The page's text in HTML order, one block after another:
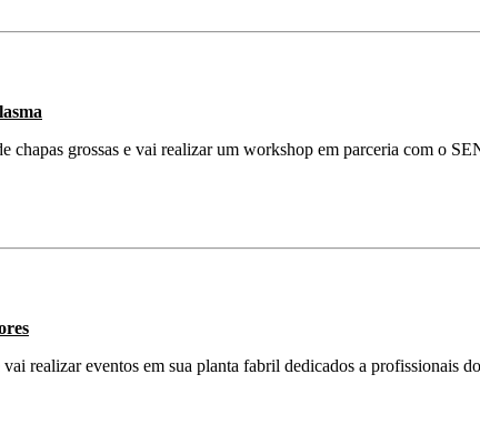
chapas grossas e vai realizar um workshop em parceria com o
realizar eventos em sua planta fabril dedicados a profissionais